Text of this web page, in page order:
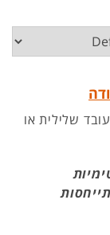
שלילית או